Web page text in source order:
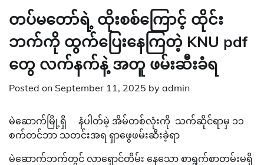
တပ်မတော်ရဲ့ ထိုးစစ်ကြောင့် ထိုင်း
ဘက်ကို ထွက်ပြေးနေကြတဲ့ KNU pdf
တွေ လက်နက်နဲ့ အတူ ဖမ်းဆီးခံရ
Posted on September 11, 2025 by admin
မဲဆောက်မြို့ရှိ နံပါတ်မဲ့ အိမ်တစ်လုံးကို သက်ဆိုင်ရာမှ ၁၁
စက်တင်ဘာ သတင်းအရ ရှာဖွေဖမ်းဆီးခဲ့ရာ
မဲဆောက်ဘက်တွင် လာရှောင်တိမ်း နေသော စာရွက်စာတမ်းမရှိ